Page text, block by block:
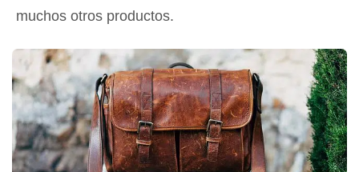
muchos otros productos.